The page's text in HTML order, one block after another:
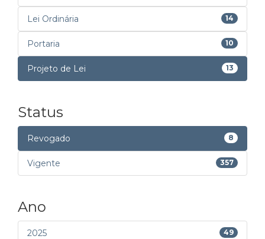
Lei Ordinária 14
Portaria 10
Projeto de Lei 13
Status
Revogado 8
Vigente 357
Ano
2025 49